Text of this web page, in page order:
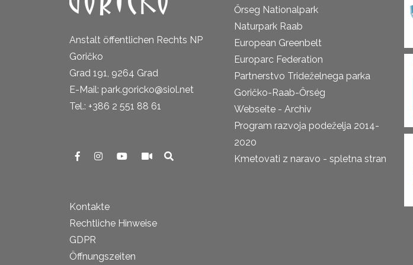
Anstalt öffentlichen Rechts NP
Goričko
Grad 191, 9264 Grad
E-Mail: park.goricko@siol.net
Tel.: +386 2 551 88 61
Kontakte
Rechtliche Hinweise
GDPR
Öffnungszeiten
Őrseg Nationalpark
Naturpark Raab
European Greenbelt
Europarc Federation
Partnerstvo Trideželnega parka
Goričko-Raab-Őrség
Webseite - Archiv
Program razvoja podeželja 2014-
2020
Kmetovati z naravo - spletna stran